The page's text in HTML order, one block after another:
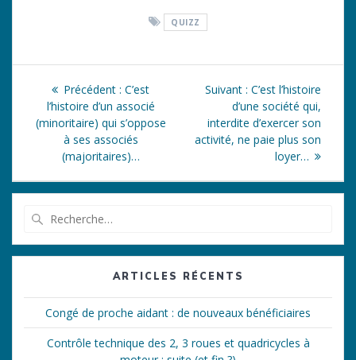
QUIZZ
Navigation
de
l’article
Précédent : Article
précédent
:
C’est
l’histoire d’un associé
(minoritaire) qui s’oppose
à ses associés
(majoritaires)…
Suivant : Article
suivant
C’est l’histoire
d’une société qui,
interdite d’exercer son
activité, ne paie plus son
loyer…
:
ARTICLES RÉCENTS
Congé de proche aidant : de nouveaux bénéficiaires
Contrôle technique des 2, 3 roues et quadricycles à